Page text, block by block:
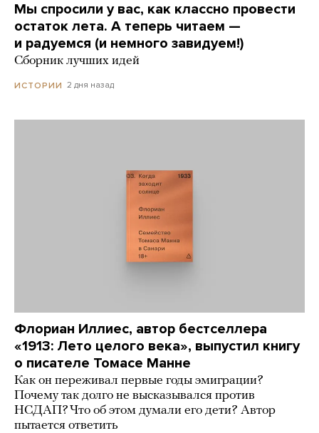
Мы спросили у вас, как классно провести
остаток лета. А теперь читаем —
и радуемся (и немного завидуем!)
Сборник лучших идей
ИСТОРИИ 2 дня назад
Флориан Иллиес, автор бестселлера
«1913: Лето целого века», выпустил книгу
о писателе Томасе Манне
Как он переживал первые годы эмиграции?
Почему так долго не высказывался против
НСДАП? Что об этом думали его дети? Автор
пытается ответить